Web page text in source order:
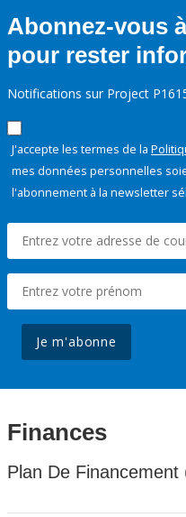
Abonnez-vous
pour rester
Notifications sur Project
J'accepte les termes de la
mes données personnelles
l'abonnement à la newsletter
Je m'abonne
Finances
Plan De Financement